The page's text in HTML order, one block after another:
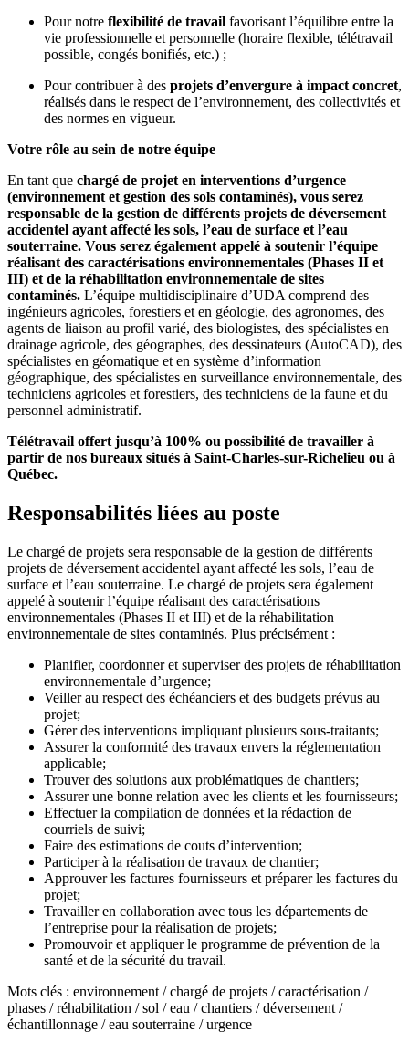
Pour notre flexibilité de travail favorisant l’équilibre entre la
vie professionnelle et personnelle (horaire flexible, télétravail
possible, congés bonifiés, etc.) ;
Pour contribuer à des projets d’envergure à impact concret,
réalisés dans le respect de l’environnement, des collectivités et
des normes en vigueur.
Votre rôle au sein de notre équipe
En tant que chargé de projet en interventions d’urgence
(environnement et gestion des sols contaminés), vous serez
responsable de la gestion de différents projets de déversement
accidentel ayant affecté les sols, l’eau de surface et l’eau
souterraine. Vous serez également appelé à soutenir l’équipe
réalisant des caractérisations environnementales (Phases II et
III) et de la réhabilitation environnementale de sites
contaminés. L’équipe multidisciplinaire d’UDA comprend des
ingénieurs agricoles, forestiers et en géologie, des agronomes, des
agents de liaison au profil varié, des biologistes, des spécialistes en
drainage agricole, des géographes, des dessinateurs (AutoCAD), des
spécialistes en géomatique et en système d’information
géographique, des spécialistes en surveillance environnementale, des
techniciens agricoles et forestiers, des techniciens de la faune et du
personnel administratif.
Télétravail offert jusqu’à 100% ou possibilité de travailler à
partir de nos bureaux situés à Saint-Charles-sur-Richelieu ou à
Québec.
Responsabilités liées au poste
Le chargé de projets sera responsable de la gestion de différents
projets de déversement accidentel ayant affecté les sols, l’eau de
surface et l’eau souterraine. Le chargé de projets sera également
appelé à soutenir l’équipe réalisant des caractérisations
environnementales (Phases II et III) et de la réhabilitation
environnementale de sites contaminés. Plus précisément :
Planifier, coordonner et superviser des projets de réhabilitation
environnementale d’urgence;
Veiller au respect des échéanciers et des budgets prévus au
projet;
Gérer des interventions impliquant plusieurs sous-traitants;
Assurer la conformité des travaux envers la réglementation
applicable;
Trouver des solutions aux problématiques de chantiers;
Assurer une bonne relation avec les clients et les fournisseurs;
Effectuer la compilation de données et la rédaction de
courriels de suivi;
Faire des estimations de couts d’intervention;
Participer à la réalisation de travaux de chantier;
Approuver les factures fournisseurs et préparer les factures du
projet;
Travailler en collaboration avec tous les départements de
l’entreprise pour la réalisation de projets;
Promouvoir et appliquer le programme de prévention de la
santé et de la sécurité du travail.
Mots clés : environnement / chargé de projets / caractérisation /
phases / réhabilitation / sol / eau / chantiers / déversement /
échantillonnage / eau souterraine / urgence